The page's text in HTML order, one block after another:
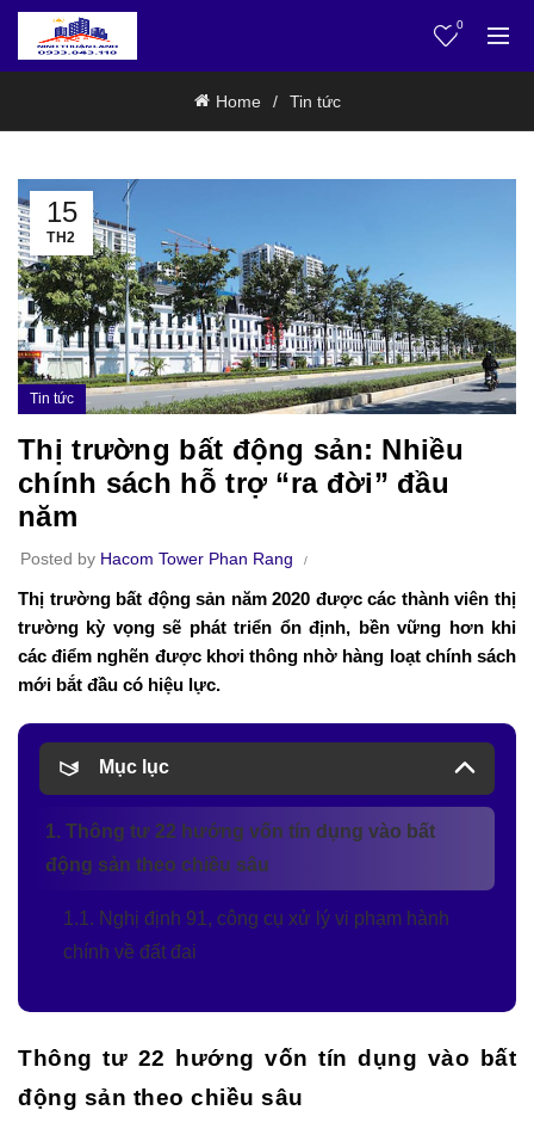
0
Home Tin tức
15
TH2
Tin tức
Thị trường bất động sản: Nhiều
chính sách hỗ trợ “ra đời” đầu
năm
Posted by Hacom Tower Phan Rang
Thị trường bất động sản năm 2020 được các thành viên thị
trường kỳ vọng sẽ phát triển ổn định, bền vững hơn khi
các điểm nghẽn được khơi thông nhờ hàng loạt chính sách
mới bắt đầu có hiệu lực.
Mục lục
1. Thông tư 22 hướng vốn tín dụng vào bất
động sản theo chiều sâu
1.1. Nghị định 91, công cụ xử lý vi phạm hành
chính về đất đai
Thông tư 22 hướng vốn tín dụng vào bất
động sản theo chiều sâu